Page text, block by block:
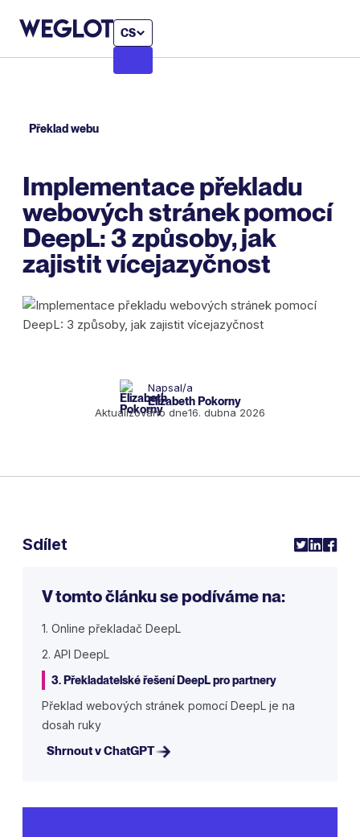
CS
Překlad webu
Implementace překladu
webových stránek pomocí
DeepL: 3 způsoby, jak
zajistit vícejazyčnost
Napsal/a
Elizabeth Pokorny
Aktualizováno dne16. dubna 2026
Sdílet
V tomto článku se podíváme na:
1. Online překladač DeepL
2. API DeepL
3. Překladatelské řešení DeepL pro partnery
Překlad webových stránek pomocí DeepL je na
dosah ruky
Shrnout v ChatGPT